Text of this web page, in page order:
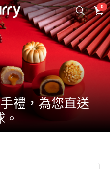
0
禮，為您直送